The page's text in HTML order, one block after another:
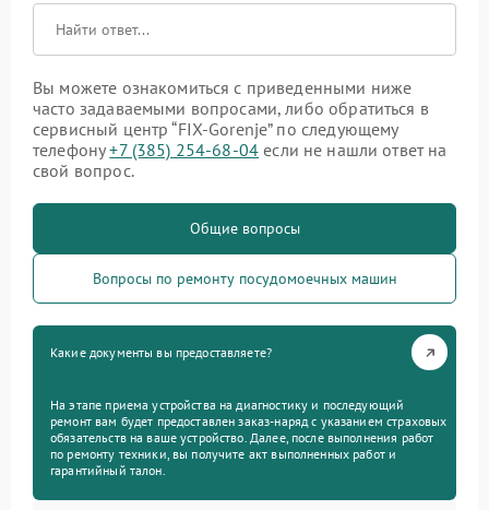
Вы можете ознакомиться с приведенными ниже
часто задаваемыми вопросами, либо обратиться в
сервисный центр “FIX-Gorenje” по следующему
телефону+7 (385) 254-68-04 если не нашли ответ на
свой вопрос.
Общие вопросы
Вопросы по ремонту посудомоечных машин
Какие документы вы предоставляете?
На этапе приема устройства на диагностику и последующий
ремонт вам будет предоставлен заказ-наряд с указанием страховых
обязательств на ваше устройство. Далее, после выполнения работ
по ремонту техники, вы получите акт выполненных работ и
гарантийный талон.